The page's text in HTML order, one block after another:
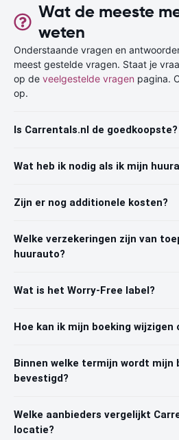
Wat de meeste
weten
Onderstaande vragen en
meest gestelde vragen. Staat je
op de veelgestelde vragen pagina.
op.
Is Carrentals.nl de goedkoopste?
Wat heb ik nodig als ik mijn
Zijn er nog additionele kosten?
Welke verzekeringen zijn van
huurauto?
Wat is het Worry-Free label?
Hoe kan ik mijn boeking wijzigen
Binnen welke termijn wordt mijn
bevestigd?
Welke aanbieders vergelijkt
locatie?